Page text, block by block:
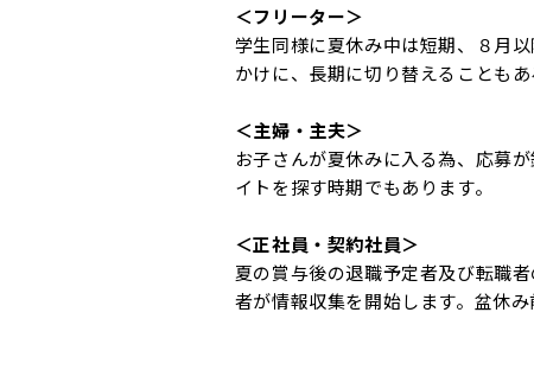
＜フリーター＞
学生同様に夏休み中は短期、８月
かけに、長期に切り替えることもあ
＜主婦・主夫＞
お子さんが夏休みに入る為、応募
イトを探す時期でもあります。
＜正社員・契約社員＞
夏の賞与後の退職予定者及び転職
者が情報収集を開始します。盆休